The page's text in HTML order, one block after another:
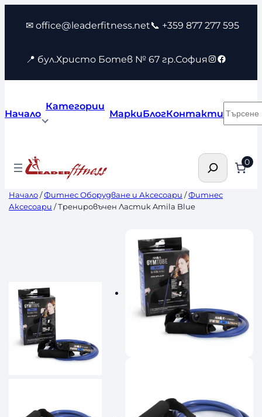
съдържанието
✉ office@leaderfitness.net📞 +359 877 277 595
📍 бул.Христо Ботев № 67 гр.София Instagram
Facebook
Начало
Категории
МаркиБлогКонтакти
Търсене 0
Начало/Фитнес Оборудване и Аксесоари /Фитнес
Аксесоари / Тренировъчен Ластик Amila Blue